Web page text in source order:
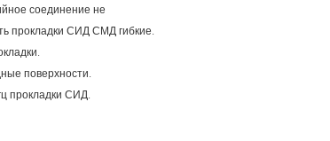
соединение не
прокладки СИД СМД гибкие.
поверхности.
прокладки СИД.